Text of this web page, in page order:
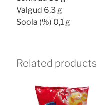
Valgud 6,3 g
Soola (%) 0,1 g
Related products